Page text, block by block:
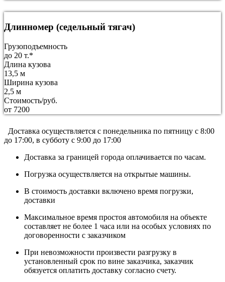
Длинномер (седельный тягач)
Грузоподъемность
до 20 т.*
Длина кузова
13,5 м
Ширина кузова
2,5 м
Стоимость/руб.
от 7200
Доставка осуществляется c понедельника по пятницу с 8:00
до 17:00, в субботу с 9:00 до 17:00
Доставка за границей города оплачивается по часам.
Погрузка осуществляется на открытые машины.
В стоимость доставки включено время погрузки,
доставки
Максимальное время простоя автомобиля на объекте
составляет не более 1 часа или на особых условиях по
договоренности с заказчиком
При невозможности произвести разгрузку в
установленный срок по вине заказчика, заказчик
обязуется оплатить доставку согласно счету.